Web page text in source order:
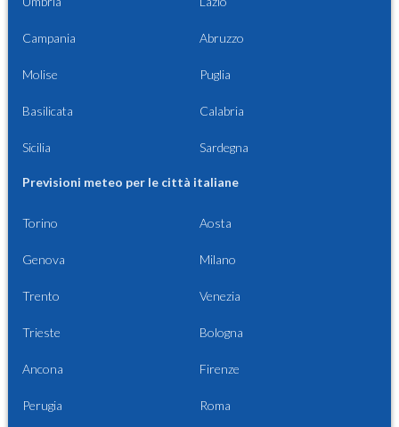
Campania Abruzzo
Molise Puglia
Basilicata Calabria
Sicilia Sardegna
Previsioni meteo per le città italiane
Torino Aosta
Genova Milano
Trento Venezia
Trieste Bologna
Ancona Firenze
Perugia Roma